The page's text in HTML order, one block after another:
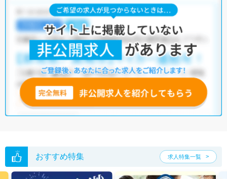
おすすめ特集 求人特集一覧